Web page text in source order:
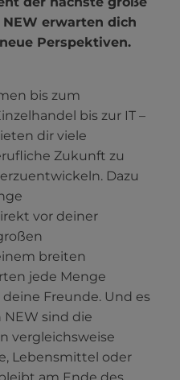
erwarten dich
Perspektiven.
bis zum
bis zur IT –
dir viele
Zukunft zu
Dazu
vor deiner
breiten
jede Menge
Freunde. Und es
sind die
vergleichsweise
Lebensmittel oder